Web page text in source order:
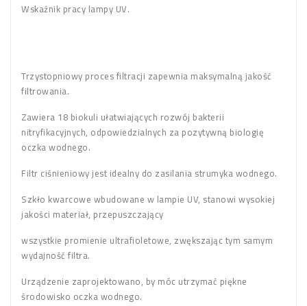
Wskaźnik pracy lampy UV.
Trzystopniowy proces filtracji zapewnia maksymalną jakość
filtrowania.
Zawiera 18 biokuli ułatwiających rozwój bakterii
nitryfikacyjnych, odpowiedzialnych za pozytywną biologię
oczka wodnego.
Filtr ciśnieniowy jest idealny do zasilania strumyka wodnego.
Szkło kwarcowe wbudowane w lampie UV, stanowi wysokiej
jakości materiał, przepuszczający
wszystkie promienie ultrafioletowe, zwększając tym samym
wydajność filtra.
Urządzenie zaprojektowano, by móc utrzymać piękne
środowisko oczka wodnego.